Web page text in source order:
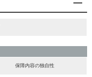
保障内容の独自性